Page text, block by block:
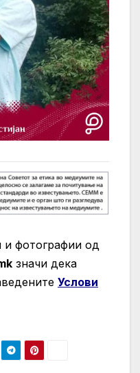
фотографии од
значи дека
Услови